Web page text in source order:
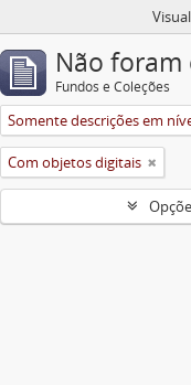
Não
Fundos e Coleções
Somente descrições em
Com objetos digitais